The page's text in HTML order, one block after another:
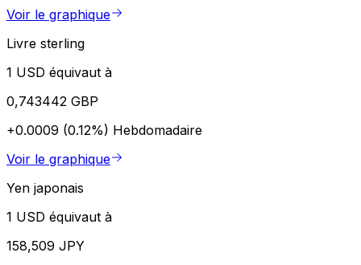
Voir le graphique
Livre sterling
1 USD équivaut à
0,743442 GBP
+0.0009 (0.12%) Hebdomadaire
Voir le graphique
Yen japonais
1 USD équivaut à
158,509 JPY